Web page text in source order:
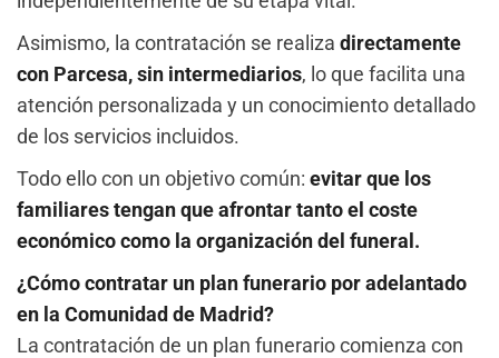
Asimismo, la contratación se realiza directamente
con Parcesa, sin intermediarios, lo que facilita una
atención personalizada y un conocimiento detallado
de los servicios incluidos.
Todo ello con un objetivo común: evitar que los
familiares tengan que afrontar tanto el coste
económico como la organización del funeral.
¿Cómo contratar un plan funerario por adelantado
en la Comunidad de Madrid?
La contratación de un plan funerario comienza con